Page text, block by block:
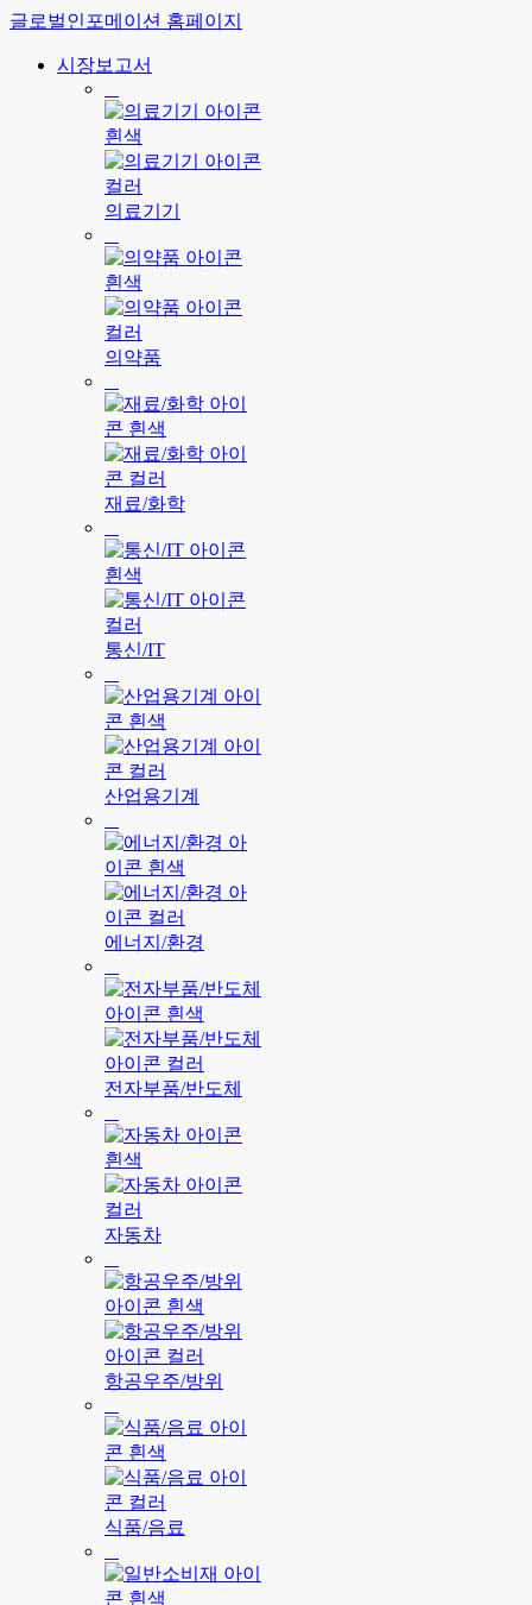
글로벌인포메이션 홈페이지
시장보고서
의료기기
의약품
재료/화학
통신/IT
산업용기계
에너지/환경
전자부품/반도체
자동차
항공우주/방위
식품/음료